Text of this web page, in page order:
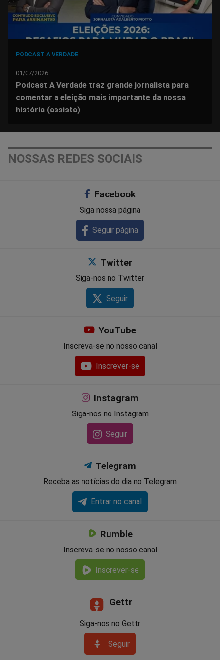
PODCAST A VERDADE
01/07/2026
Podcast A Verdade traz grande jornalista para
comentar a eleição mais importante da nossa
história (assista)
NOSSAS REDES SOCIAIS
Facebook
Siga nossa página
Seguir página
Twitter
Siga-nos no Twitter
Seguir
YouTube
Inscreva-se no nosso canal
Inscrever-se
Instagram
Siga-nos no Instagram
Seguir
Telegram
Receba as notícias do dia no Telegram
Entrar no canal
Rumble
Inscreva-se no nosso canal
Inscrever-se
Gettr
Siga-nos no Gettr
Seguir